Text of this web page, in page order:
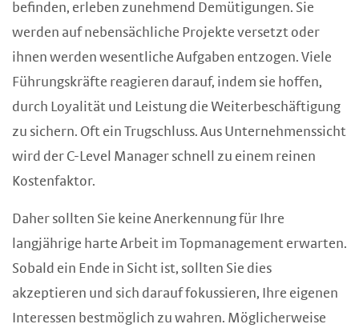
befinden, erleben zunehmend Demütigungen. Sie
werden auf nebensächliche Projekte versetzt oder
ihnen werden wesentliche Aufgaben entzogen. Viele
Führungskräfte reagieren darauf, indem sie hoffen,
durch Loyalität und Leistung die Weiterbeschäftigung
zu sichern. Oft ein Trugschluss. Aus Unternehmenssicht
wird der C-Level Manager schnell zu einem reinen
Kostenfaktor.
Daher sollten Sie keine Anerkennung für Ihre
langjährige harte Arbeit im Topmanagement erwarten.
Sobald ein Ende in Sicht ist, sollten Sie dies
akzeptieren und sich darauf fokussieren, Ihre eigenen
Interessen bestmöglich zu wahren. Möglicherweise